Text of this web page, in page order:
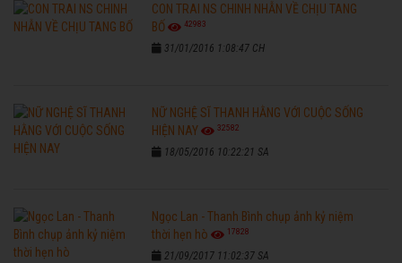
CON TRAI NS CHINH NHẪN VỀ CHỊU TANG
BỐ
42983
31/01/2016 1:08:47 CH
NỮ NGHỆ SĨ THANH HẰNG VỚI CUỘC SỐNG
HIỆN NAY
32582
18/05/2016 10:22:21 SA
Ngọc Lan - Thanh Bình chụp ảnh kỷ niệm
thời hẹn hò
17828
21/09/2017 11:02:37 SA